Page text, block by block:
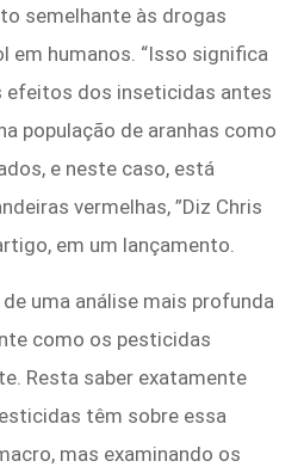
semelhante às drogas
em humanos. “Isso significa
efeitos dos inseticidas antes
população de aranhas como
e neste caso, está
vermelhas, ”Diz Chris
em um lançamento.
uma análise mais profunda
como os pesticidas
Resta saber exatamente
têm sobre essa
mas examinando os